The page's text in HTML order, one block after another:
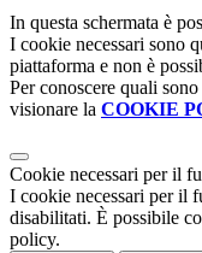
In questa schermata è
I cookie necessari sono
piattaforma e non è
Per conoscere quali
visionare la COOKIE
Cookie necessari per il
I cookie necessari per il
disabilitati. È possibile
policy.